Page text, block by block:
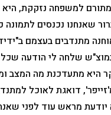
למשפחה נזקקת,
שאנחנו נכנסים
מתנדבים בעצמם
שלחה לי הודעה
היא מתעדכנת מה המצב
דואגת לאוכל
מראש עוד לפני